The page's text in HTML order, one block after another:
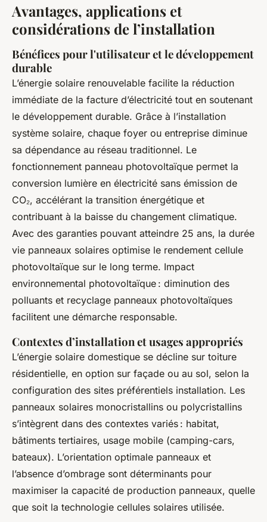
Avantages, applications et
considérations de l’installation
Bénéfices pour l'utilisateur et le développement
durable
L’énergie solaire renouvelable facilite la réduction
immédiate de la facture d’électricité tout en soutenant
le développement durable. Grâce à l’installation
système solaire, chaque foyer ou entreprise diminue
sa dépendance au réseau traditionnel. Le
fonctionnement panneau photovoltaïque permet la
conversion lumière en électricité sans émission de
CO₂, accélérant la transition énergétique et
contribuant à la baisse du changement climatique.
Avec des garanties pouvant atteindre 25 ans, la durée
vie panneaux solaires optimise le rendement cellule
photovoltaïque sur le long terme. Impact
environnemental photovoltaïque : diminution des
polluants et recyclage panneaux photovoltaïques
facilitent une démarche responsable.
Contextes d’installation et usages appropriés
L’énergie solaire domestique se décline sur toiture
résidentielle, en option sur façade ou au sol, selon la
configuration des sites préférentiels installation. Les
panneaux solaires monocristallins ou polycristallins
s’intègrent dans des contextes variés : habitat,
bâtiments tertiaires, usage mobile (camping-cars,
bateaux). L’orientation optimale panneaux et
l’absence d’ombrage sont déterminants pour
maximiser la capacité de production panneaux, quelle
que soit la technologie cellules solaires utilisée.